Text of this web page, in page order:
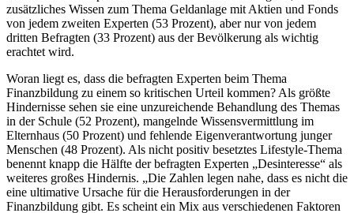
zusätzliches Wissen zum Thema Geldanlage mit Aktien und Fonds
von jedem zweiten Experten (53 Prozent), aber nur von jedem
dritten Befragten (33 Prozent) aus der Bevölkerung als wichtig
erachtet wird.
Woran liegt es, dass die befragten Experten beim Thema
Finanzbildung zu einem so kritischen Urteil kommen? Als größte
Hindernisse sehen sie eine unzureichende Behandlung des Themas
in der Schule (52 Prozent), mangelnde Wissensvermittlung im
Elternhaus (50 Prozent) und fehlende Eigenverantwortung junger
Menschen (48 Prozent). Als nicht positiv besetztes Lifestyle-Thema
benennt knapp die Hälfte der befragten Experten „Desinteresse“ als
weiteres großes Hindernis. „Die Zahlen legen nahe, dass es nicht die
eine ultimative Ursache für die Herausforderungen in der
Finanzbildung gibt. Es scheint ein Mix aus verschiedenen Faktoren